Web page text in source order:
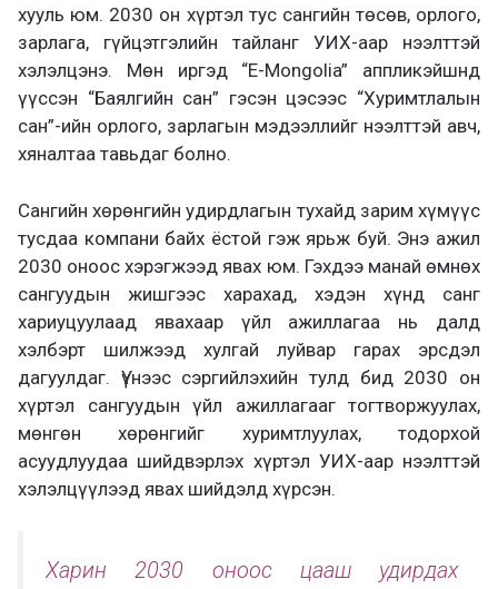
хууль юм. 2030 он хүртэл тус сангийн төсөв, орлого,
зарлага, гүйцэтгэлийн тайланг УИХ-аар нээлттэй
хэлэлцэнэ. Мөн иргэд “E-Mongolia” аппликэйшнд
үүссэн “Баялгийн сан” гэсэн цэсээс “Хуримтлалын
сан”-ийн орлого, зарлагын мэдээллийг нээлттэй авч,
хяналтаа тавьдаг болно.
Сангийн хөрөнгийн удирдлагын тухайд зарим хүмүүс
тусдаа компани байх ёстой гэж ярьж буй. Энэ ажил
2030 оноос хэрэгжээд явах юм. Гэхдээ манай өмнөх
сангуудын жишгээс харахад, хэдэн хүнд санг
хариуцуулаад явахаар үйл ажиллагаа нь далд
хэлбэрт шилжээд хулгай луйвар гарах эрсдэл
дагуулдаг. Үүнээс сэргийлэхийн тулд бид 2030 он
хүртэл сангуудын үйл ажиллагааг тогтворжуулах,
мөнгөн хөрөнгийг хуримтлуулах, тодорхой
асуудлуудаа шийдвэрлэх хүртэл УИХ-аар нээлттэй
хэлэлцүүлээд явах шийдэлд хүрсэн.
Харин 2030 оноос цааш удирдах